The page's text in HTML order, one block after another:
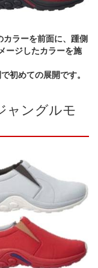
ラーを前面に、踵側
ージしたカラーを施
初めての展開です。
ャングルモ